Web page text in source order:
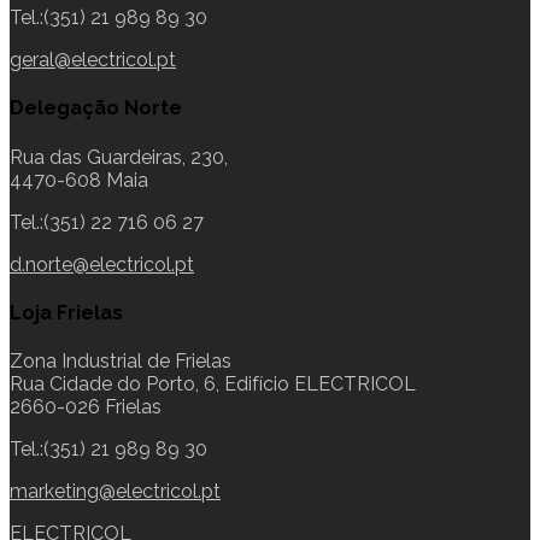
Tel.:(351) 21 989 89 30
geral@electricol.pt
Delegação Norte
Rua das Guardeiras, 230,
4470-608 Maia
Tel.:(351) 22 716 06 27
d.norte@electricol.pt
Loja Frielas
Zona Industrial de Frielas
Rua Cidade do Porto, 6, Edifício ELECTRICOL
2660-026 Frielas
Tel.:(351) 21 989 89 30
marketing@electricol.pt
ELECTRICOL